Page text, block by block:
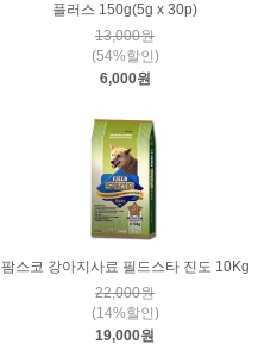
플러스 150g(5g x 30p)
13,000원
(54%할인)
6,000원
팜스코 강아지사료 필드스타 진도 10Kg
22,000원
(14%할인)
19,000원